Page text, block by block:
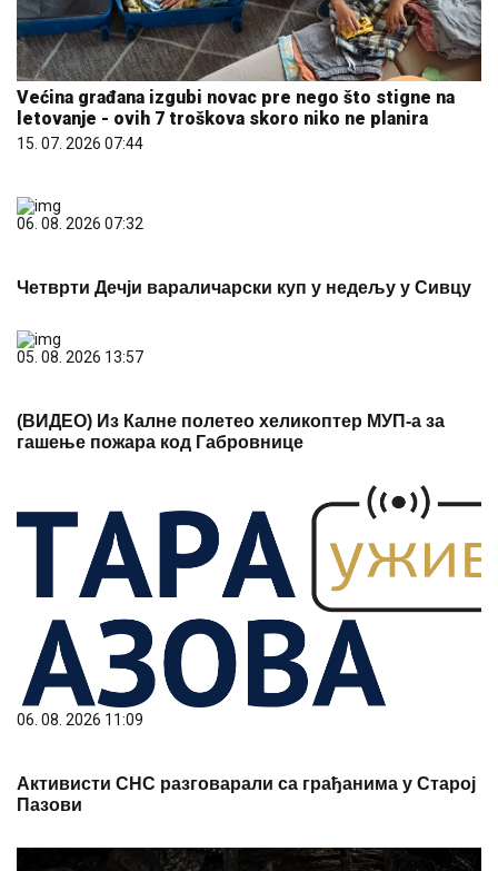
Većina građana izgubi novac pre nego što stigne na
letovanje - ovih 7 troškova skoro niko ne planira
15. 07. 2026 07:44
06. 08. 2026 07:32
Четврти Дечји вараличарски куп у недељу у Сивцу
05. 08. 2026 13:57
(ВИДЕО) Из Калне полетео хеликоптер МУП-а за
гашење пожара код Габровнице
06. 08. 2026 11:09
Активисти СНС разговарали са грађанима у Старој
Пазови